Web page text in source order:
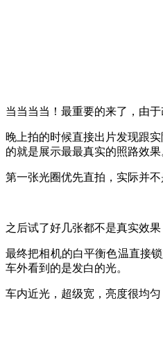
当当当当！最重要的来了，由
晚上拍的时候直接出片发现跟
的就是展示最最真实的照路效
第一张光圈优先直拍，实际并
之后试了好几张都不是真实效果
最终把相机的白平衡色温直接
车外看到的是发白的光。
车内近光，超级宽，亮度很均